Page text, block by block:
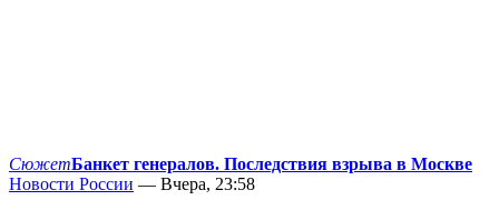
СюжетБанкет генералов. Последствия взрыва в Москве
Новости России — Вчера, 23:58